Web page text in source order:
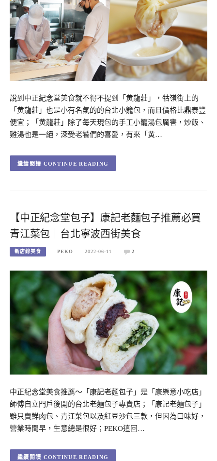
說到中正紀念堂美食就不得不提到「黄龍莊」，牯嶺街上的
「黄龍莊」也是小有名氣的的台北小籠包，而且價格比鼎泰豐
便宜；「黄龍莊」除了每天現包的手工小籠湯包厲害，炒飯、
雞湯也是一絕，深受老饕們的喜愛，有來「黄…
CONTINUE READING
【中正紀念堂包子】康記老麵包子推薦必買
青江菜包｜台北寧波西街美食
新店線美食 PEKO 2022-06-11 2
中正紀念堂美食推薦～「康記老麵包子」是「康樂意小吃店」
師傅自立門戶後開的台北老麵包子專賣店；「康記老麵包子」
雖只賣鮮肉包、青江菜包以及紅豆沙包三款，但因為口味好，
營業時間早，生意總是很好；PEKO這回…
CONTINUE READING